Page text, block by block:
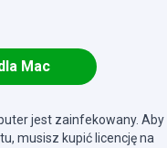
Mac
jest zainfekowany. Aby
musisz kupić licencję na